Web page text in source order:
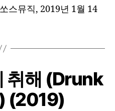
스뮤직, 2019년 1월 14
취해 (Drunk
(2019)